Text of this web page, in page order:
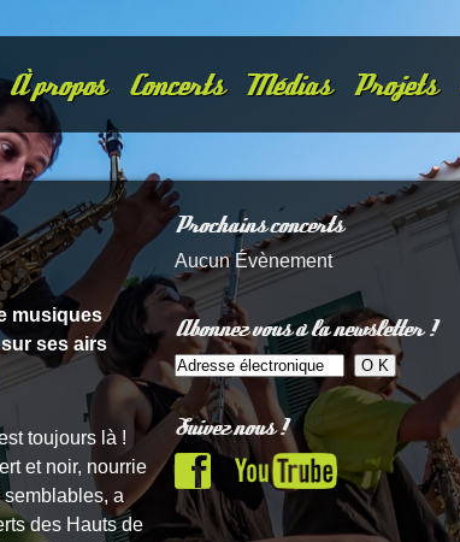
À propos Concerts Médias Projets
musiques
ses airs
toujours là !
et noir, nourrie
semblables, a
des Hauts de
Prochains concerts
Aucun Évènement
Abonnez vous à la newsletter !
Suivez nous !
микрозайм